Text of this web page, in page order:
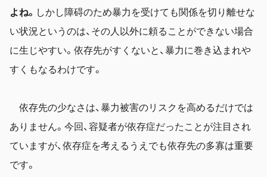
よね。 しかし障碍のため暴力を受けても関係を切り離せな
い状況というのは、その人以外に頼ることができない場合
に生じやすい。依存先がすくないと、暴力に巻き込まれや
すくもなるわけです。
依存先の少なさは、暴力被害のリスクを高めるだけでは
ありません。今回、容疑者が依存症だったことが注目され
ていますが、依存症を考えるうえでも依存先の多寡は重要
です。